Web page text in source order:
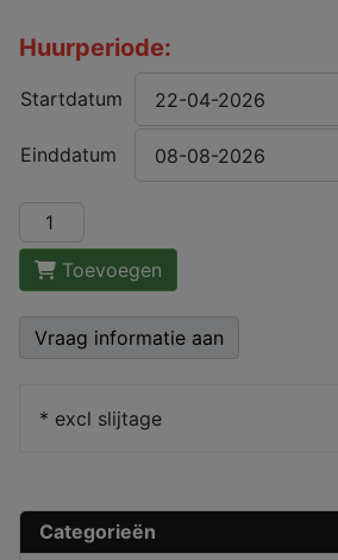
Categorieën
Huurperiode:
Startdatum
Einddatum
Toevoegen
Vraag informatie aan
* excl slijtage